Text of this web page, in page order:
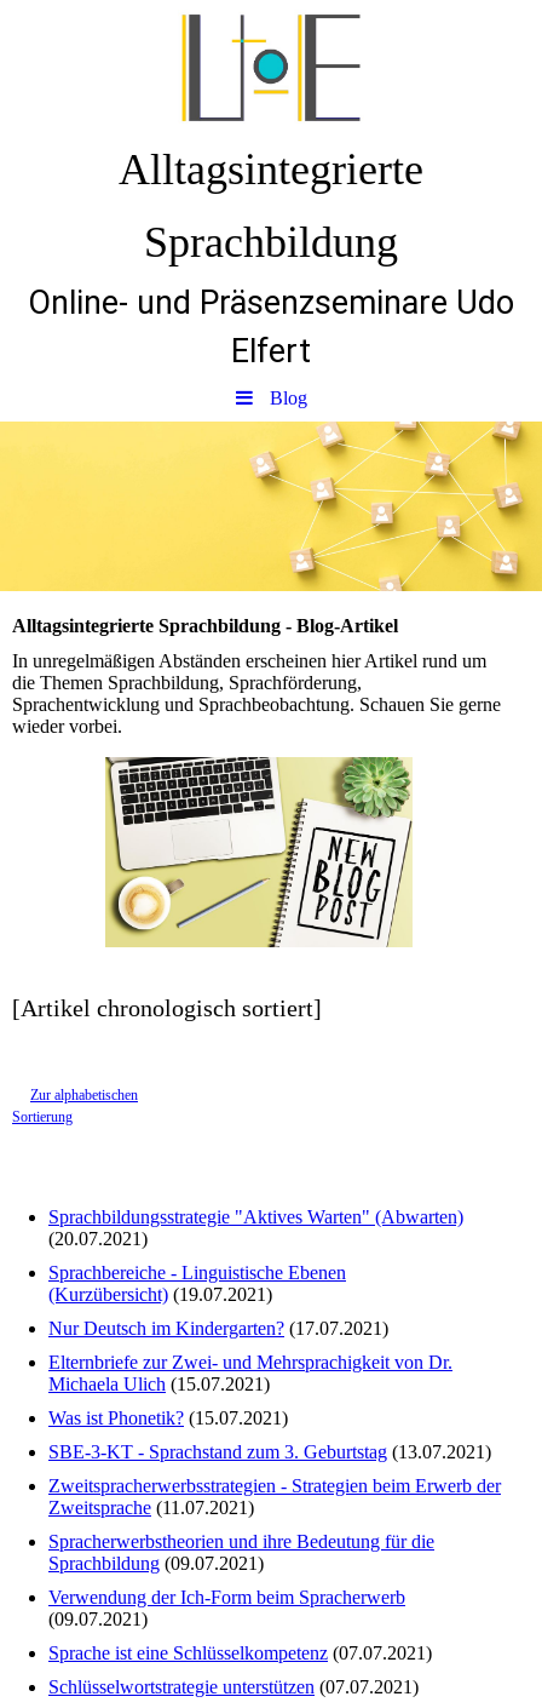
Alltagsintegrierte
Sprachbildung
Online- und Präsenzseminare Udo
Elfert
Blog
Alltagsintegrierte Sprachbildung - Blog-Artikel
In unregelmäßigen Abständen erscheinen hier Artikel rund um
die Themen Sprachbildung, Sprachförderung,
Sprachentwicklung und Sprachbeobachtung. Schauen Sie gerne
wieder vorbei.
[Artikel chronologisch sortiert]
Zur alphabetischen
Sortierung
Sprachbildungsstrategie "Aktives Warten" (Abwarten)
(20.07.2021)
Sprachbereiche - Linguistische Ebenen
(Kurzübersicht) (19.07.2021)
Nur Deutsch im Kindergarten? (17.07.2021)
Elternbriefe zur Zwei- und Mehrsprachigkeit von Dr.
Michaela Ulich (15.07.2021)
Was ist Phonetik? (15.07.2021)
SBE-3-KT - Sprachstand zum 3. Geburtstag (13.07.2021)
Zweitspracherwerbsstrategien - Strategien beim Erwerb der
Zweitsprache (11.07.2021)
Spracherwerbstheorien und ihre Bedeutung für die
Sprachbildung (09.07.2021)
Verwendung der Ich-Form beim Spracherwerb
(09.07.2021)
Sprache ist eine Schlüsselkompetenz (07.07.2021)
Schlüsselwortstrategie unterstützen (07.07.2021)